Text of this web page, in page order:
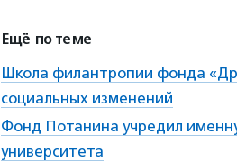
Ещё по теме
Школа филантропии фонда
социальных изменений
Фонд Потанина учредил
университета